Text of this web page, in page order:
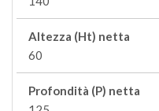
Altezza (Ht) netta
60
Profondità (P) netta